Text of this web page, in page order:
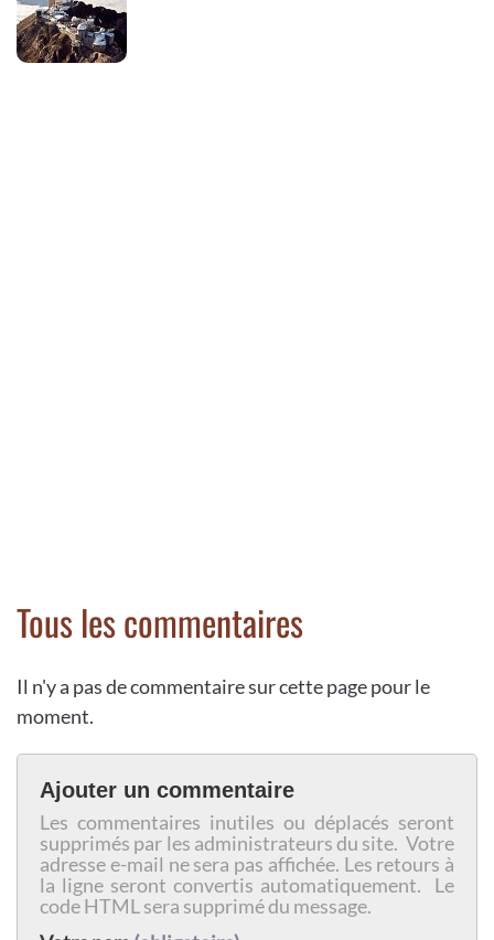
Tous les commentaires
Il n'y a pas de commentaire sur cette page pour le
moment.
Ajouter un commentaire
Les commentaires inutiles ou déplacés seront
supprimés par les administrateurs du site. Votre
adresse e-mail ne sera pas affichée. Les retours à
la ligne seront convertis automatiquement. Le
code HTML sera supprimé du message.